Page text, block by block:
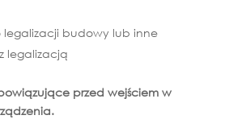
budowy lub inne
legalizacją
przed wejściem w